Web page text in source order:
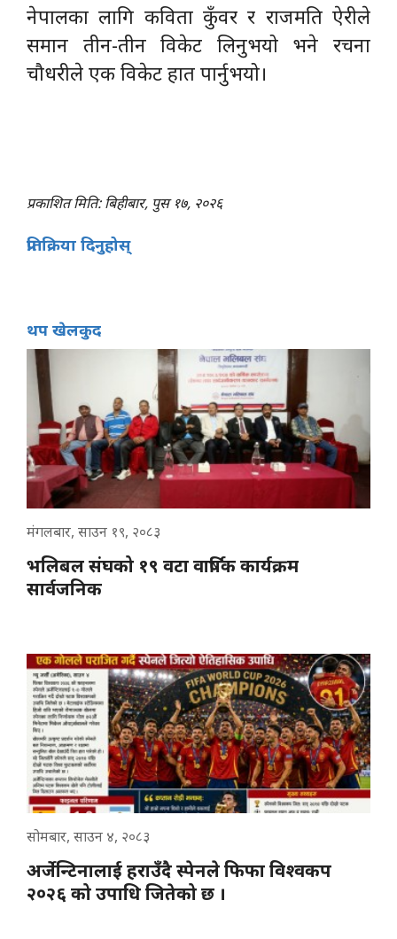
नेपालका लागि कविता कुँवर र राजमति ऐरीले
समान तीन-तीन विकेट लिनुभयो भने रचना
चौधरीले एक विकेट हात पार्नुभयो।
प्रकाशित मिति: बिहीबार, पुस १७, २०२६
प्रतिक्रिया दिनुहोस्
थप खेलकुद
मंगलबार, साउन १९, २०८३
भलिबल संघको १९ वटा वार्षिक कार्यक्रम
सार्वजनिक
सोमबार, साउन ४, २०८३
अर्जेन्टिनालाई हराउँदै स्पेनले फिफा विश्वकप
२०२६ को उपाधि जितेको छ ।